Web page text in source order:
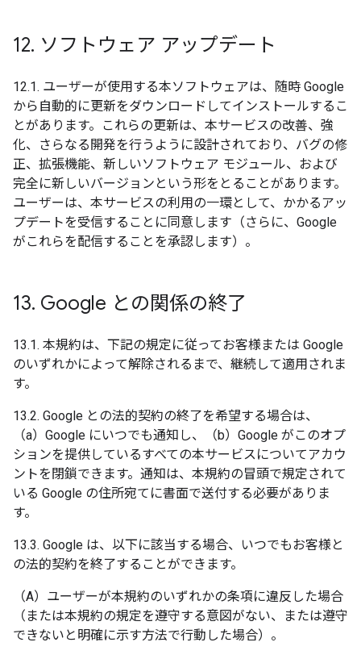
12. ソフトウェア アップデート
12.1. ユーザーが使用する本ソフトウェアは、随時 Google
から自動的に更新をダウンロードしてインストールするこ
とがあります。これらの更新は、本サービスの改善、強
化、さらなる開発を行うように設計されており、バグの修
正、拡張機能、新しいソフトウェア モジュール、および
完全に新しいバージョンという形をとることがあります。
ユーザーは、本サービスの利用の一環として、かかるアッ
プデートを受信することに同意します（さらに、Google
がこれらを配信することを承認します）。
13. Google との関係の終了
13.1. 本規約は、下記の規定に従ってお客様または Google
のいずれかによって解除されるまで、継続して適用されま
す。
13.2. Google との法的契約の終了を希望する場合は、
（a）Google にいつでも通知し、（b）Google がこのオプ
ションを提供しているすべての本サービスについてアカウ
ントを閉鎖できます。通知は、本規約の冒頭で規定されて
いる Google の住所宛てに書面で送付する必要がありま
す。
13.3. Google は、以下に該当する場合、いつでもお客様と
の法的契約を終了することができます。
（A）ユーザーが本規約のいずれかの条項に違反した場合
（または本規約の規定を遵守する意図がない、または遵守
できないと明確に示す方法で行動した場合）。